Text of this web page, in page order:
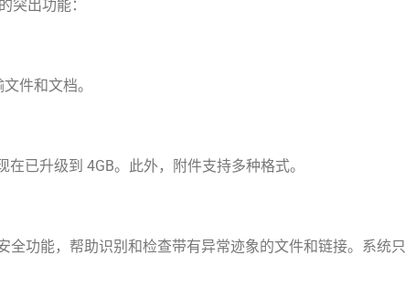
突出功能：
件和文档。
已升级到 4GB。此外，附件支持多种格式。
全功能，帮助识别和检查带有异常迹象的文件和链接。系统只